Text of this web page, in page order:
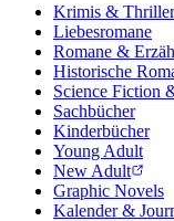
Krimis & Thriller
Liebesromane
Romane &
Historische
Science Fiction
Sachbücher
Kinderbücher
Young Adult
New Adult
Graphic Novels
Kalender &